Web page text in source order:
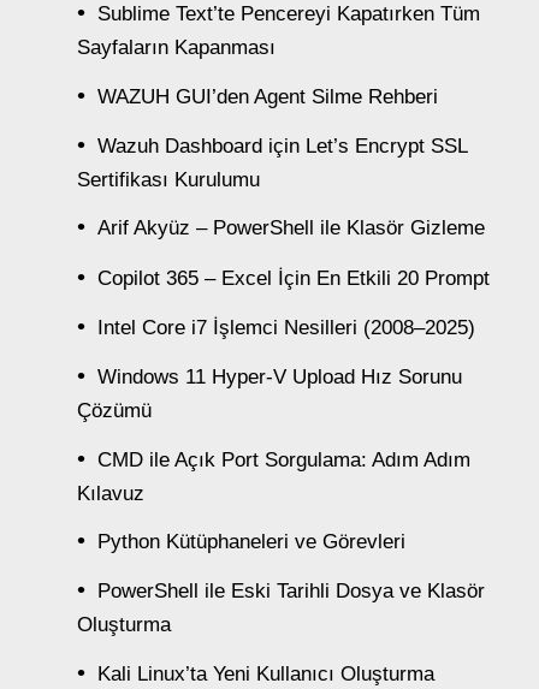
Sublime Text’te Pencereyi Kapatırken Tüm
Sayfaların Kapanması
WAZUH GUI’den Agent Silme Rehberi
Wazuh Dashboard için Let’s Encrypt SSL
Sertifikası Kurulumu
Arif Akyüz – PowerShell ile Klasör Gizleme
Copilot 365 – Excel İçin En Etkili 20 Prompt
Intel Core i7 İşlemci Nesilleri (2008–2025)
Windows 11 Hyper-V Upload Hız Sorunu
Çözümü
CMD ile Açık Port Sorgulama: Adım Adım
Kılavuz
Python Kütüphaneleri ve Görevleri
PowerShell ile Eski Tarihli Dosya ve Klasör
Oluşturma
Kali Linux’ta Yeni Kullanıcı Oluşturma